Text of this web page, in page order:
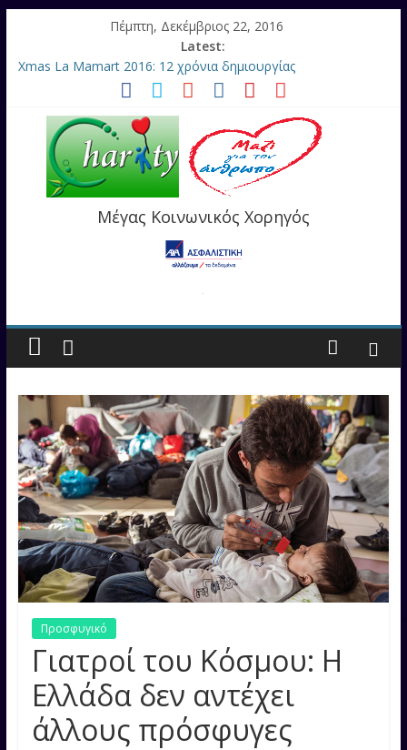
Πέμπτη, Δεκέμβριος 22, 2016
Latest:
Xmas La Mamart 2016: 12 χρόνια δημιουργίας
Christmas Hops Beer Festival στο WE: Μπύρα και λουκάνικα
Αυτή η νύχτα μένει… (Είδαμε και σας το προτείνουμε)
Galtuk: ένα παραμύθι στο Μέγαρο Μουσικής Θεσσαλονίκης
Μάνος Σπαρής: η ΖΩΗ είναι η έμπνευση…
Μέγας Κοινωνικός Χορηγός
Προσφυγικό
Γιατροί του Κόσμου: Η
Ελλάδα δεν αντέχει
άλλους πρόσφυγες